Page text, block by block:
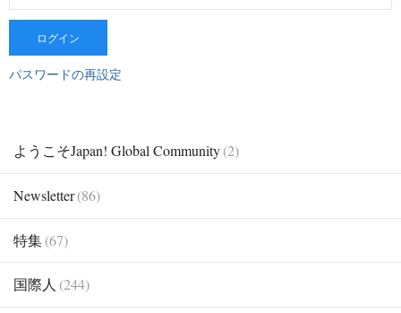
ログイン
パスワードの再設定
ようこそJapan! Global Community(2)
Newsletter(86)
特集(67)
国際人 (244)